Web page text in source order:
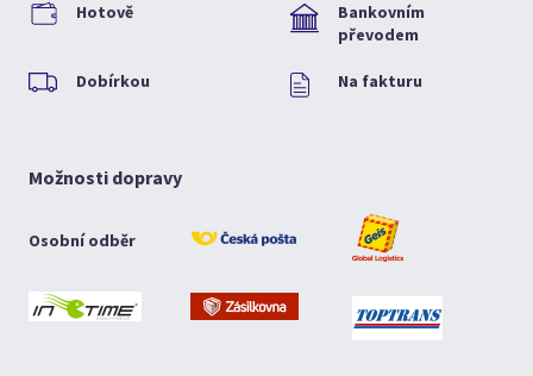
Hotově
Bankovním
převodem
Dobírkou Na fakturu
Možnosti dopravy
Osobní odběr